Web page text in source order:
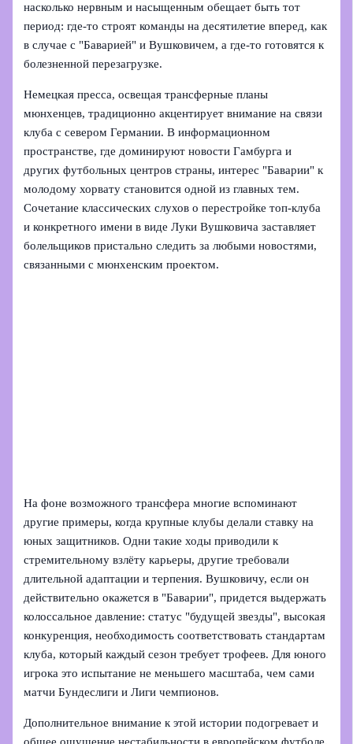
насколько нервным и насыщенным обещает быть тот
период: где‑то строят команды на десятилетие вперед, как
в случае с "Баварией" и Вушковичем, а где‑то готовятся к
болезненной перезагрузке.
Немецкая пресса, освещая трансферные планы
мюнхенцев, традиционно акцентирует внимание на связи
клуба с севером Германии. В информационном
пространстве, где доминируют новости Гамбурга и
других футбольных центров страны, интерес "Баварии" к
молодому хорвату становится одной из главных тем.
Сочетание классических слухов о перестройке топ‑клуба
и конкретного имени в виде Луки Вушковича заставляет
болельщиков пристально следить за любыми новостями,
связанными с мюнхенским проектом.
На фоне возможного трансфера многие вспоминают
другие примеры, когда крупные клубы делали ставку на
юных защитников. Одни такие ходы приводили к
стремительному взлёту карьеры, другие требовали
длительной адаптации и терпения. Вушковичу, если он
действительно окажется в "Баварии", придется выдержать
колоссальное давление: статус "будущей звезды", высокая
конкуренция, необходимость соответствовать стандартам
клуба, который каждый сезон требует трофеев. Для юного
игрока это испытание не меньшего масштаба, чем сами
матчи Бундеслиги и Лиги чемпионов.
Дополнительное внимание к этой истории подогревает и
общее ощущение нестабильности в европейском футболе.